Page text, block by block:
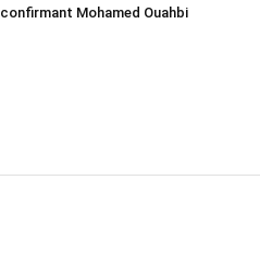
confirmant Mohamed Ouahbi